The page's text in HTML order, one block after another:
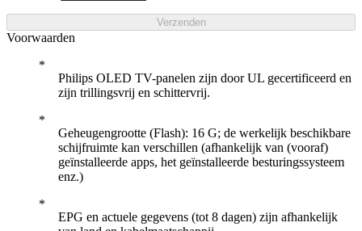
Verzenden
Voorwaarden
Philips OLED TV-panelen zijn door UL gecertificeerd en
zijn trillingsvrij en schittervrij.
Geheugengrootte (Flash): 16 G; de werkelijk beschikbare
schijfruimte kan verschillen (afhankelijk van (vooraf)
geïnstalleerde apps, het geïnstalleerde besturingssysteem
enz.)
EPG en actuele gegevens (tot 8 dagen) zijn afhankelijk